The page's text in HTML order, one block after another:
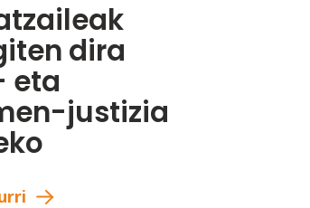
dira
eta
justizia